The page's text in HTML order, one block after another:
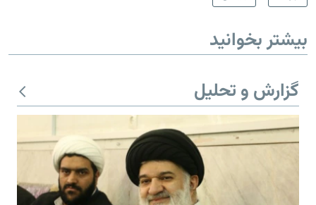
بیشتر بخوانید
گزارش و تحلیل